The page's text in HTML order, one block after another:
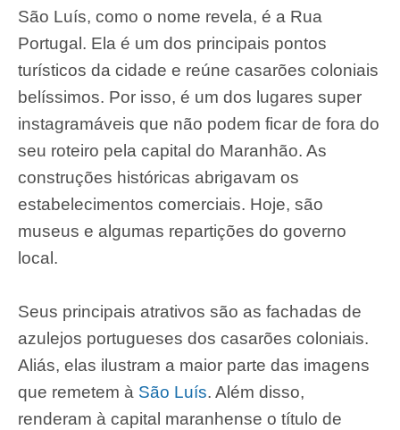
São Luís, como o nome revela, é a Rua
Portugal. Ela é um dos principais pontos
turísticos da cidade e reúne casarões coloniais
belíssimos. Por isso, é um dos lugares super
instagramáveis que não podem ficar de fora do
seu roteiro pela capital do Maranhão. As
construções históricas abrigavam os
estabelecimentos comerciais. Hoje, são
museus e algumas repartições do governo
local.
Seus principais atrativos são as fachadas de
azulejos portugueses dos casarões coloniais.
Aliás, elas ilustram a maior parte das imagens
que remetem à São Luís. Além disso,
renderam à capital maranhense o título de